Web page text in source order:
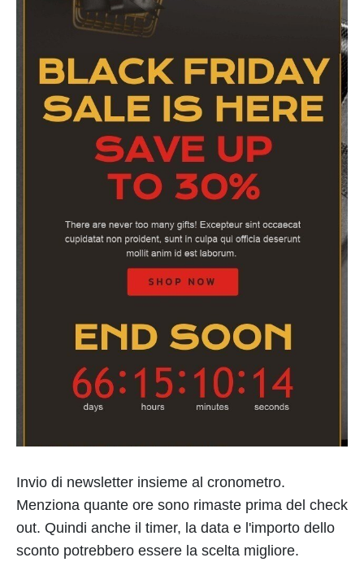
Invio di newsletter insieme al cronometro.
Menziona quante ore sono rimaste prima del check
out. Quindi anche il timer, la data e l'importo dello
sconto potrebbero essere la scelta migliore.